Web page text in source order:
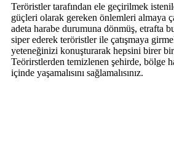
Teröristler tarafından ele geçirilmek
güçleri olarak gereken önlemleri almaya
adeta harabe durumuna dönmüş, etrafta
siper ederek teröristler ile çatışmaya
yeteneğinizi konuşturarak hepsini birer
Teörirstlerden temizlenen şehirde, bölge
içinde yaşamalısını sağlamalısınız.